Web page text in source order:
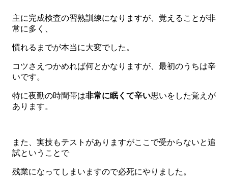
主に完成検査の習熟訓練になりますが、覚えることが非
常に多く、
慣れるまでが本当に大変でした。
コツさえつかめれば何とかなりますが、最初のうちは辛
いです。
特に夜勤の時間帯は非常に眠くて辛い思いをした覚えが
あります。
また、実技もテストがありますがここで受からないと追
試ということで
残業になってしまいますので必死にやりました。